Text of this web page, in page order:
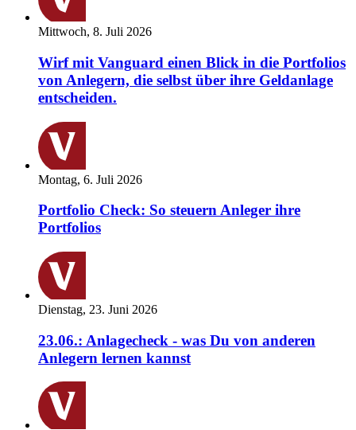
Mittwoch, 8. Juli 2026
Wirf mit Vanguard einen Blick in die Portfolios
von Anlegern, die selbst über ihre Geldanlage
entscheiden.
Montag, 6. Juli 2026
Portfolio Check: So steuern Anleger ihre
Portfolios
Dienstag, 23. Juni 2026
23.06.: Anlagecheck - was Du von anderen
Anlegern lernen kannst